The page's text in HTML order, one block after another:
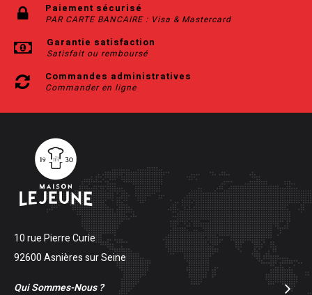
Paiement sécurisé
PAR CARTE BANCAIRE : Visa & Mastercard
Garantie satisfaction
Satisfait ou remboursé
Commandes administratives
Commander en ligne
10 rue Pierre Curie
92600 Asnières sur Seine
Qui Sommes-Nous ?